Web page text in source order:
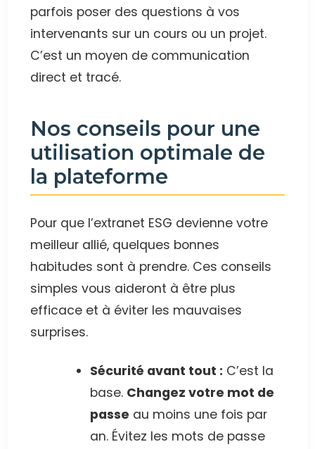
parfois poser des questions à vos
intervenants sur un cours ou un projet.
C’est un moyen de communication
direct et tracé.
Nos conseils pour une
utilisation optimale de
la plateforme
Pour que l’extranet ESG devienne votre
meilleur allié, quelques bonnes
habitudes sont à prendre. Ces conseils
simples vous aideront à être plus
efficace et à éviter les mauvaises
surprises.
Sécurité avant tout : C’est la
base. Changez votre mot de
passe au moins une fois par
an. Évitez les mots de passe